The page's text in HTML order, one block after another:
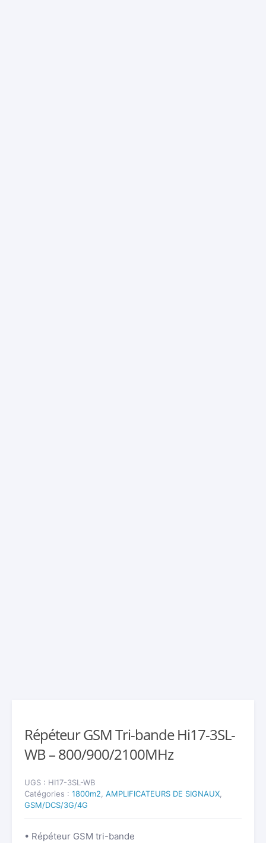
Répéteur GSM Tri-bande Hi17-3SL-
WB – 800/900/2100MHz
• Répéteur GSM tri-bande
UGS : HI17-3SL-WB
Catégories : 1800m2 AMPLIFICATEURS DE SIGNAUX
GSM/DCS/3G/4G